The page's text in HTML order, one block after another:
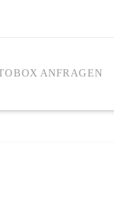
ANFRAGEN